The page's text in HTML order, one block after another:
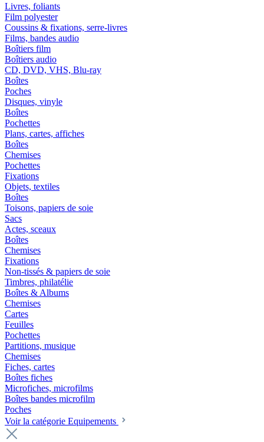
Livres, foliants
Film polyester
Coussins & fixations, serre-livres
Films, bandes audio
Boîtiers film
Boîtiers audio
CD, DVD, VHS, Blu-ray
Boîtes
Poches
Disques, vinyle
Boîtes
Pochettes
Plans, cartes, affiches
Boîtes
Chemises
Pochettes
Fixations
Objets, textiles
Boîtes
Toisons, papiers de soie
Sacs
Actes, sceaux
Boîtes
Chemises
Fixations
Non-tissés & papiers de soie
Timbres, philatélie
Boîtes & Albums
Chemises
Cartes
Feuilles
Pochettes
Partitions, musique
Chemises
Fiches, cartes
Boîtes fiches
Microfiches, microfilms
Boîtes bandes microfilm
Poches
Voir la catégorie Equipements